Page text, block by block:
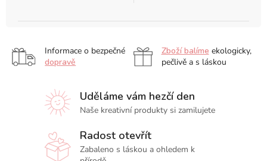
Informace o bezpečné
dopravě
Zboží balíme ekologicky,
pečlivě a s láskou
Uděláme vám hezčí den
Naše kreativní produkty si zamilujete
Radost otevřít
Zabaleno s láskou a ohledem k